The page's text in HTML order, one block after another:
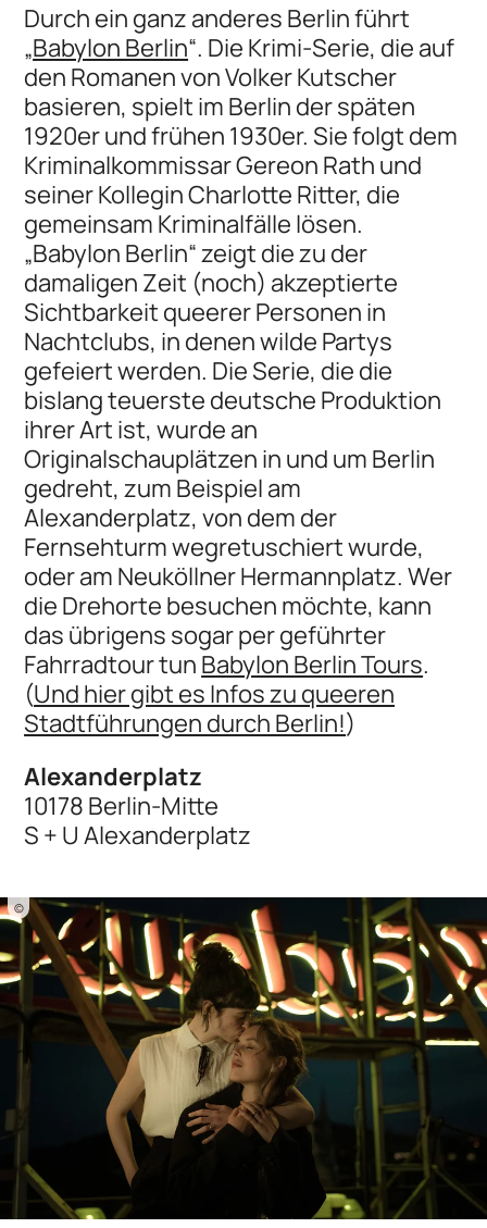
Durch ein ganz anderes Berlin führt
„Babylon Berlin“. Die Krimi-Serie, die auf
den Romanen von Volker Kutscher
basieren, spielt im Berlin der späten
1920er und frühen 1930er. Sie folgt dem
Kriminalkommissar Gereon Rath und
seiner Kollegin Charlotte Ritter, die
gemeinsam Kriminalfälle lösen.
„Babylon Berlin“ zeigt die zu der
damaligen Zeit (noch) akzeptierte
Sichtbarkeit queerer Personen in
Nachtclubs, in denen wilde Partys
gefeiert werden. Die Serie, die die
bislang teuerste deutsche Produktion
ihrer Art ist, wurde an
Originalschauplätzen in und um Berlin
gedreht, zum Beispiel am
Alexanderplatz, von dem der
Fernsehturm wegretuschiert wurde,
oder am Neuköllner Hermannplatz. Wer
die Drehorte besuchen möchte, kann
das übrigens sogar per geführter
Fahrradtour tunBabylon Berlin Tours.
(Und hier gibt es Infos zu queeren
Stadtführungen durch Berlin!)
Alexanderplatz
10178 Berlin-Mitte
S + U Alexanderplatz
©